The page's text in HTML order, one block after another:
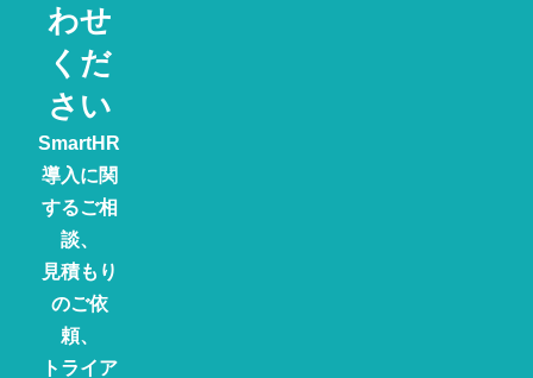
わせ
くだ
さい
SmartHR
導入に関
するご相
談、
見積もり
のご依
頼、
トライア